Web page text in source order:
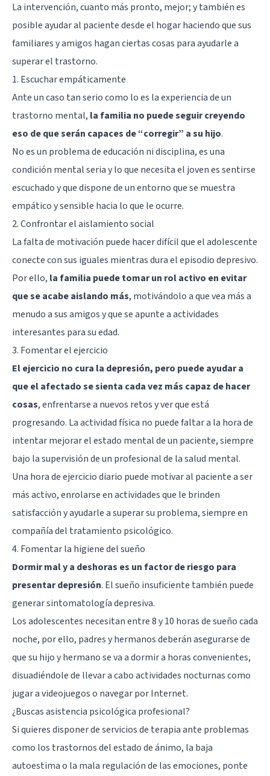
La intervención, cuanto más pronto, mejor; y también es
posible ayudar al paciente desde el hogar haciendo que sus
familiares y amigos hagan ciertas cosas para ayudarle a
superar el trastorno.
1. Escuchar empáticamente
Ante un caso tan serio como lo es la experiencia de un
trastorno mental, la familia no puede seguir creyendo
eso de que serán capaces de “corregir” a su hijo.
No es un problema de educación ni disciplina, es una
condición mental seria y lo que necesita el joven es sentirse
escuchado y que dispone de un entorno que se muestra
empático y sensible hacia lo que le ocurre.
2. Confrontar el aislamiento social
La falta de motivación puede hacer difícil que el adolescente
conecte con sus iguales mientras dura el episodio depresivo.
Por ello, la familia puede tomar un rol activo en evitar
que se acabe aislando más, motivándolo a que vea más a
menudo a sus amigos y que se apunte a actividades
interesantes para su edad.
3. Fomentar el ejercicio
El ejercicio no cura la depresión, pero puede ayudar a
que el afectado se sienta cada vez más capaz de hacer
cosas, enfrentarse a nuevos retos y ver que está
progresando. La actividad física no puede faltar a la hora de
intentar mejorar el estado mental de un paciente, siempre
bajo la supervisión de un profesional de la salud mental.
Una hora de ejercicio diario puede motivar al paciente a ser
más activo, enrolarse en actividades que le brinden
satisfacción y ayudarle a superar su problema, siempre en
compañía del tratamiento psicológico.
4. Fomentar la higiene del sueño
Dormir mal y a deshoras es un factor de riesgo para
presentar depresión. El sueño insuficiente también puede
generar sintomatología depresiva.
Los adolescentes necesitan entre 8 y 10 horas de sueño cada
noche, por ello, padres y hermanos deberán asegurarse de
que su hijo y hermano se va a dormir a horas convenientes,
disuadiéndole de llevar a cabo actividades nocturnas como
jugar a videojuegos o navegar por Internet.
¿Buscas asistencia psicológica profesional?
Si quieres disponer de servicios de terapia ante problemas
como los trastornos del estado de ánimo, la baja
autoestima o la mala regulación de las emociones, ponte